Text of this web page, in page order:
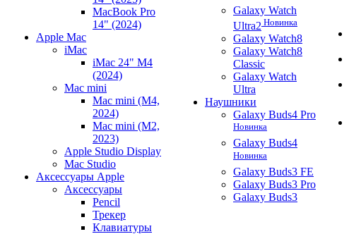
MacBook Pro
14" (2024)
Apple Mac
iMac
iMac 24" M4
(2024)
Mac mini
Mac mini (M4,
2024)
Mac mini (M2,
2023)
Apple Studio Display
Mac Studio
Аксессуары Apple
Аксессуары
Pencil
Трекер
Клавиатуры
Galaxy Watch
Ultra2 Новинка
Galaxy Watch8
Galaxy Watch8
Classic
Galaxy Watch
Ultra
Наушники
Galaxy Buds4 Pro
Новинка
Galaxy Buds4
Новинка
Galaxy Buds3 FE
Galaxy Buds3 Pro
Galaxy Buds3